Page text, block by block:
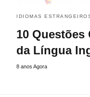
IDIOMAS
10 Questões
da Língua
8 anos Agora